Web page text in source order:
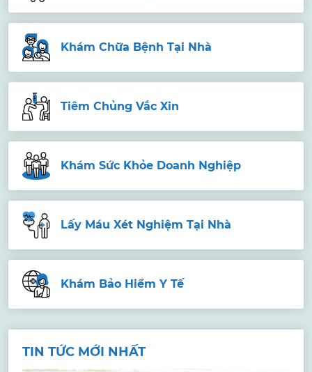
Khám Chữa Bệnh Tại Nhà
Tiêm Chủng Vắc Xin
Khám Sức Khỏe Doanh Nghiệp
Lấy Máu Xét Nghiệm Tại Nhà
Khám Bảo Hiểm Y Tế
TIN TỨC MỚI NHẤT